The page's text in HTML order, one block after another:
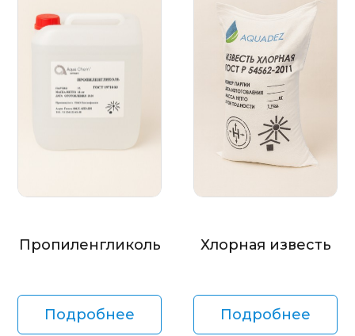
Пропиленгликоль
Подробнее
Хлорная известь
Подробнее